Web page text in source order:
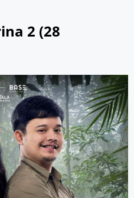
2 (28